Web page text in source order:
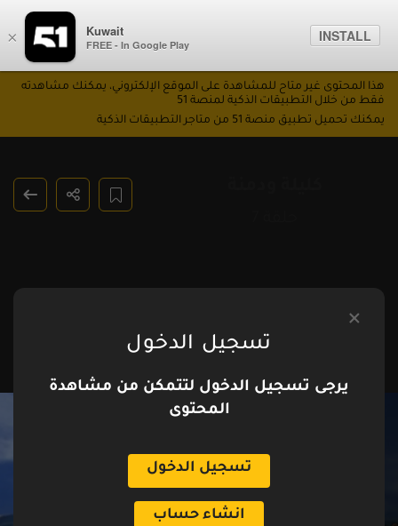
× Kuwait
FREE - In Google Play
INSTALL
هذا المحتوى غير متاح للمشاهدة على الموقع الإلكتروني، يمكنك مشاهدته
فقط من خلال التطبيقات الذكية لمنصة 51
يمكنك تحميل تطبيق منصة 51 من متاجر التطبيقات الذكية
تسجيل الدخول
يرجى تسجيل الدخول لتتمكن من مشاهدة
المحتوى
تسجيل الدخول
انشاء حساب